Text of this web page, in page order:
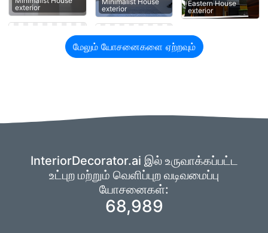
exterior
exterior
Eastern House
exterior
மேலும் யோசனைகளை ஏற்றவும்
InteriorDecorator.ai இல் உருவாக்கப்பட்ட
உட்புற மற்றும் வெளிப்புற வடிவமைப்பு
யோசனைகள்:
68,989